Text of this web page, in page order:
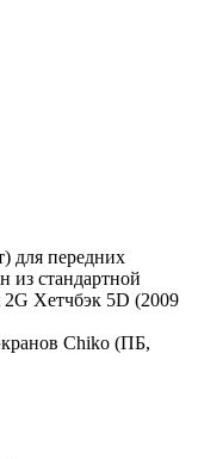
для передних
из стандартной
Хетчбэк 5D (2009
Chiko (ПБ,